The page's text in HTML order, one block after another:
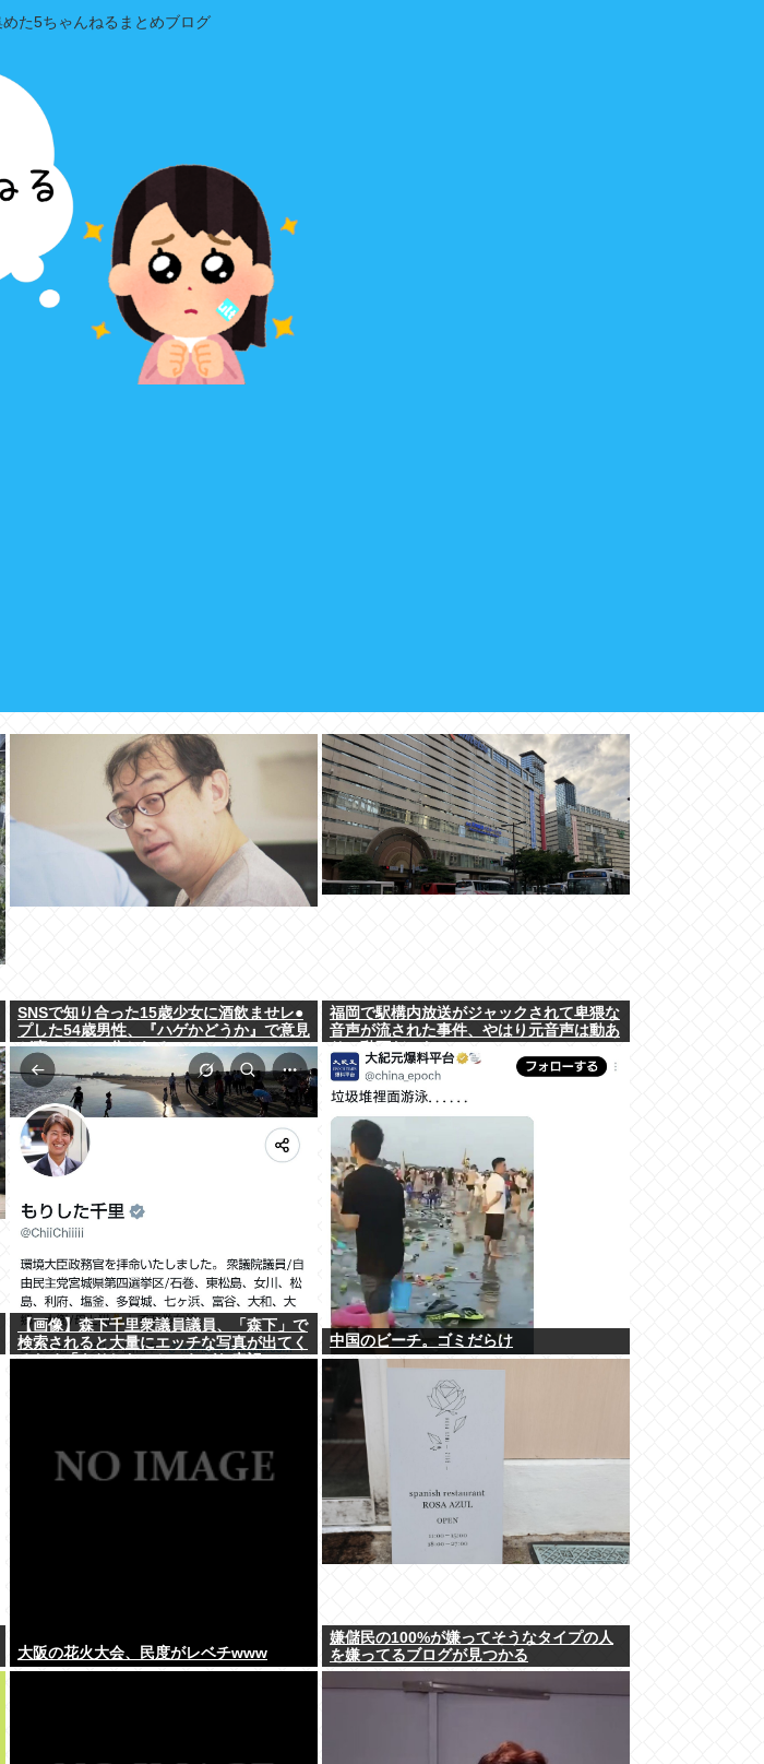
た5ちゃんねるまとめブログ
SNSで知り合った15歳少女に酒飲ませレ●
プした54歳男性、『ハゲかどうか』で意見
が真っ二つに分かれる
福岡で駅構内放送がジャックされて卑猥な
音声が流された事件、やはり元音声は動あ
りの動画だった
【画像】森下千里衆議員議員、「森下」で
検索されると大量にエッチな写真が出てく
るため「もりした」とひらがな表記に
中国のビーチ。ゴミだらけ
大阪の花火大会、民度がレベチwww
嫌儲民の100%が嫌ってそうなタイプの人
を嫌ってるブログが見つかる